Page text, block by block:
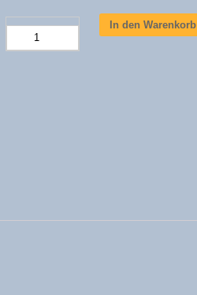
Stahlreport
Ausgabe
4/2021
In den Warenkorb